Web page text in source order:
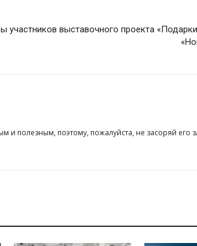
участников выставочного проекта
и полезным, поэтому, пожалуйста, не засоряй его